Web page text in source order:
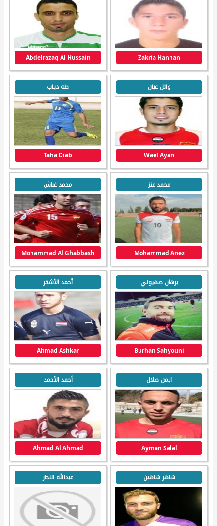
Zakria Hannan
Abdelrazaq Al Hussain
وائل عيان
Wael Ayan
طه دياب
Taha Diab
محمد عنز
Mohammad Anez
محمد غباش
Mohammad Al Ghabbash
برهان صهيوني
Burhan Sahyouni
أحمد الأشقر
Ahmad Ashkar
ايمن صلال
Ayman Salal
أحمد الأحمد
Ahmad Al Ahmad
شاهر شاهين عبدالله النجار